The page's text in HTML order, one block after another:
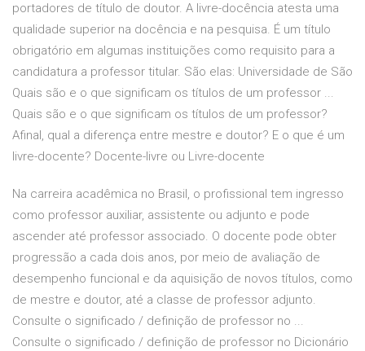
portadores de título de doutor. A livre-docência atesta uma
qualidade superior na docência e na pesquisa. É um título
obrigatório em algumas instituições como requisito para a
candidatura a professor titular. São elas: Universidade de São
Quais são e o que significam os títulos de um professor ...
Quais são e o que significam os títulos de um professor?
Afinal, qual a diferença entre mestre e doutor? E o que é um
livre-docente? Docente-livre ou Livre-docente
Na carreira acadêmica no Brasil, o profissional tem ingresso
como professor auxiliar, assistente ou adjunto e pode
ascender até professor associado. O docente pode obter
progressão a cada dois anos, por meio de avaliação de
desempenho funcional e da aquisição de novos títulos, como
de mestre e doutor, até a classe de professor adjunto.
Consulte o significado / definição de professor no ...
Consulte o significado / definição de professor no Dicionário